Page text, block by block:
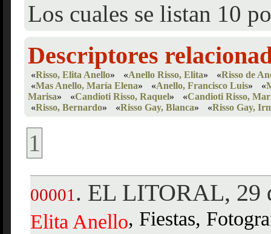
Los cuales se listan 10
Descriptores
«Risso, Elita Anello» «Anello Risso, Elita» «Risso de
«Mas Anello, María Elena» «Anello, Francisco Luis» «
Marisa» «Candioti Risso, Raquel» «Candioti Risso,
«Risso, Bernardo» «Risso Gay, Blanca» «Risso Gay,
1
00001 . EL LITORAL, 29
Elita Anello, Fiestas,